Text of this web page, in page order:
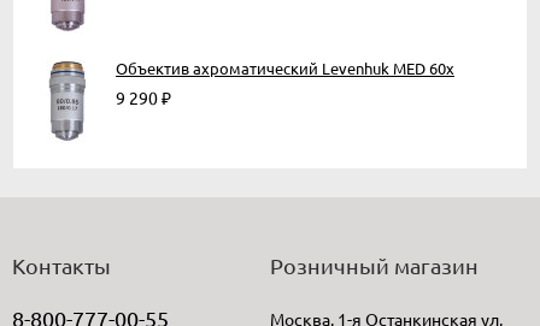
Объектив ахроматический Levenhuk MED 60x
9 290₽
Контакты
8-800-777-00-55
Розничный магазин
Москва, 1-я Останкинская ул,